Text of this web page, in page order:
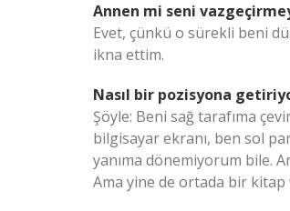
Annen mi seni
Evet, çünkü o sürekli beni
ikna ettim.
Nasıl bir pozisyona
Şöyle: Beni sağ tarafıma
bilgisayar ekranı, ben sol
yanıma dönemiyorum bile.
Ama yine de ortada bir